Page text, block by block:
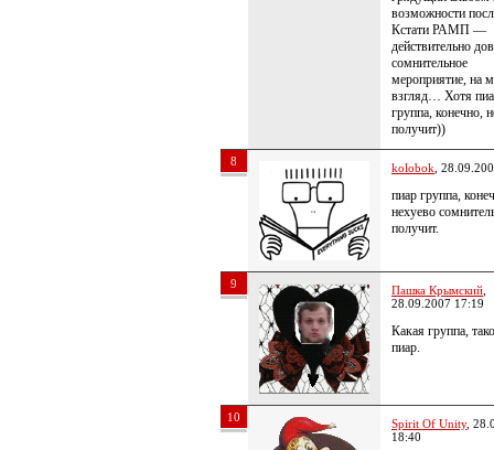
возможности
Кстати РАМП —
действительно
сомнительное
мероприятие, на
взгляд… Хотя
группа, конечно,
получит))
8 kolobok ,
пиар группа,
нехуево
получит.
9 Пашка Крымский
28.09.2007 17:19
Какая группа,
пиар.
10 Spirit Of Unity,
18:40